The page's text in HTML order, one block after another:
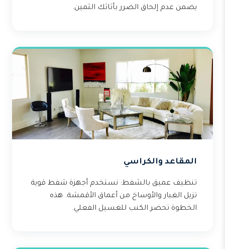
يضمن عدم إلحاق الضرر بأثاثك الثمين.
المقاعد والكراسي
تنظيف عميق بالشفط: نستخدم أجهزة شفط قوية
تزيل الغبار والأوساخ من أعماق الأقمشة. هذه
الخطوة تحضر الكنب للغسيل الفعلي.